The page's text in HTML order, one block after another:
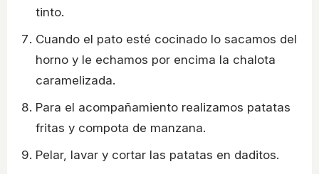
tinto.
Cuando el pato esté cocinado lo sacamos del
horno y le echamos por encima la chalota
caramelizada.
Para el acompañamiento realizamos patatas
fritas y compota de manzana.
Pelar, lavar y cortar las patatas en daditos.